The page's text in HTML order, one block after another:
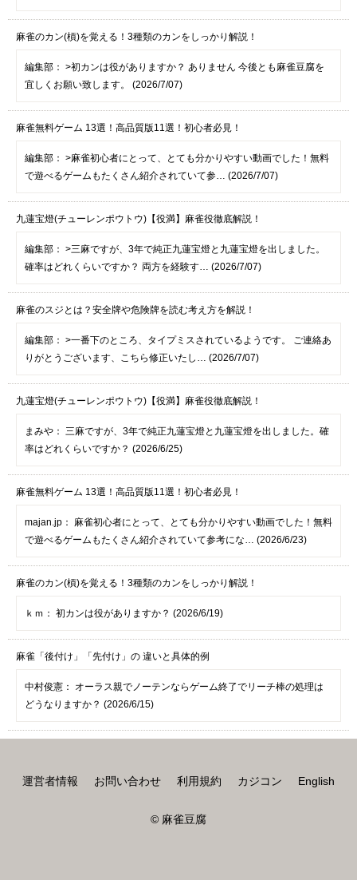
麻雀のカン(槓)を覚える！3種類のカンをしっかり解説！
編集部： >初カンは役がありますか？ ありません 今後とも麻雀豆腐を
宜しくお願い致します。 (2026/7/07)
麻雀無料ゲーム 13選！高品質版11選！初心者必見！
編集部： >麻雀初心者にとって、とても分かりやすい動画でした！無料
で遊べるゲームもたくさん紹介されていて参… (2026/7/07)
九蓮宝燈(チューレンポウトウ)【役満】麻雀役徹底解説！
編集部： >三麻ですが、3年で純正九蓮宝燈と九蓮宝燈を出しました。
確率はどれくらいですか？ 両方を経験す… (2026/7/07)
麻雀のスジとは？安全牌や危険牌を読む考え方を解説！
編集部： >一番下のところ、タイプミスされているようです。 ご連絡あ
りがとうございます、こちら修正いたし… (2026/7/07)
九蓮宝燈(チューレンポウトウ)【役満】麻雀役徹底解説！
まみや： 三麻ですが、3年で純正九蓮宝燈と九蓮宝燈を出しました。確
率はどれくらいですか？ (2026/6/25)
麻雀無料ゲーム 13選！高品質版11選！初心者必見！
majan.jp： 麻雀初心者にとって、とても分かりやすい動画でした！無料
で遊べるゲームもたくさん紹介されていて参考にな… (2026/6/23)
麻雀のカン(槓)を覚える！3種類のカンをしっかり解説！
ｋｍ： 初カンは役がありますか？ (2026/6/19)
麻雀「後付け」「先付け」の 違いと具体的例
中村俊憲： オーラス親でノーテンならゲーム終了でリーチ棒の処理は
どうなりますか？ (2026/6/15)
運営者情報 お問い合わせ 利用規約 カジコン English
© 麻雀豆腐